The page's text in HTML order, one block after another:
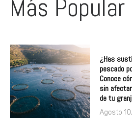
Más Popular
¿Has
pescado
Conoce
sin
de tu
Agosto